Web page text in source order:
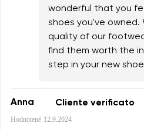
wonderful that you
shoes you've owned.
quality of our
find them worth the
step in your new
Anna Cliente verificato
Hodnotené 12.9.2024